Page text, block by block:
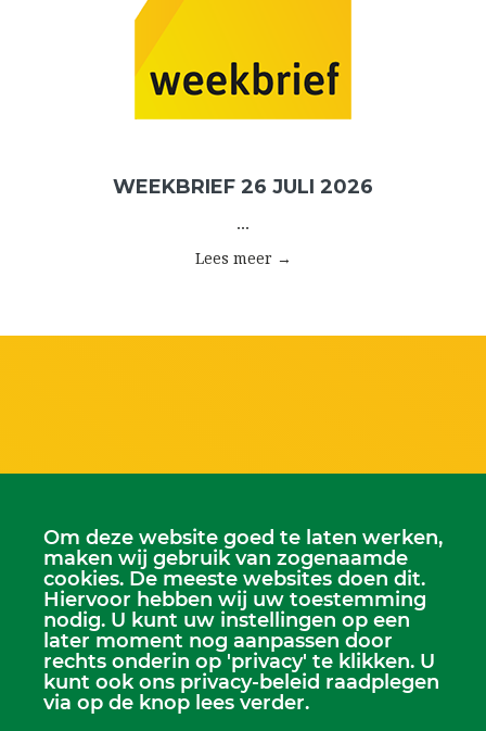
WEEKBRIEF 26 JULI 2026
...
Lees meer →
Scriba
Dhr. Leen Kruithof
scriba@kerkheerjansdam.nl
Om deze website goed te laten werken,
maken wij gebruik van zogenaamde
cookies. De meeste websites doen dit.
Hiervoor hebben wij uw toestemming
nodig. U kunt uw instellingen op een
later moment nog aanpassen door
rechts onderin op 'privacy' te klikken. U
kunt ook ons privacy-beleid raadplegen
via op de knop lees verder.